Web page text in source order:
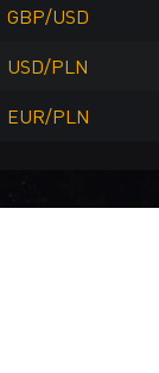
TRY CAD
GBP/USD
USD/PLN
EUR/PLN